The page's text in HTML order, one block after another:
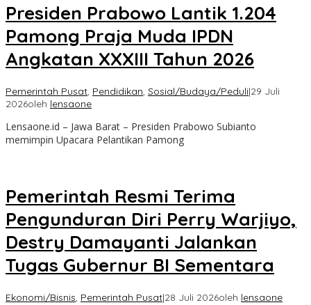
Presiden Prabowo Lantik 1.204
Pamong Praja Muda IPDN
Angkatan XXXIII Tahun 2026
Pemerintah Pusat, Pendidikan, Sosial/Budaya/Peduli|29 Juli
2026oleh lensaone
Lensaone.id – Jawa Barat – Presiden Prabowo Subianto
memimpin Upacara Pelantikan Pamong
Pemerintah Resmi Terima
Pengunduran Diri Perry Warjiyo,
Destry Damayanti Jalankan
Tugas Gubernur BI Sementara
Ekonomi/Bisnis, Pemerintah Pusat|28 Juli 2026oleh lensaone